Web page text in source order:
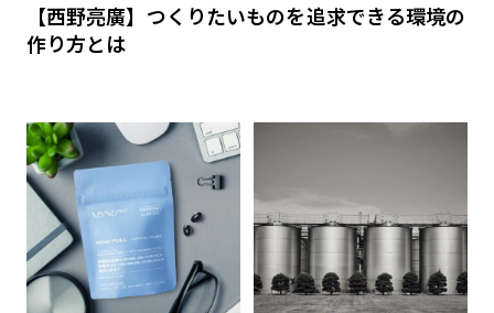
【西野亮廣】つくりたいものを追求できる環境の
作り方とは